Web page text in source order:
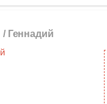
/ Геннадий